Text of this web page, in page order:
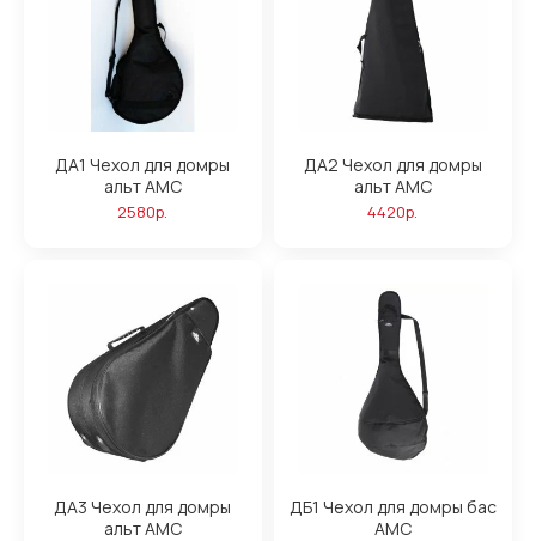
ДА1 Чехол для домры
альт АМС
2580р.
ДА2 Чехол для домры
альт АМС
4420р.
ДА3 Чехол для домры
альт AMC
ДБ1 Чехол для домры бас
АМС